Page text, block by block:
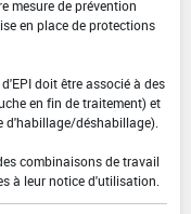
mesure de prévention
en place de protections
doit être associé à des
en fin de traitement) et
d'habillage/déshabillage).
combinaisons de travail
à leur notice d'utilisation.